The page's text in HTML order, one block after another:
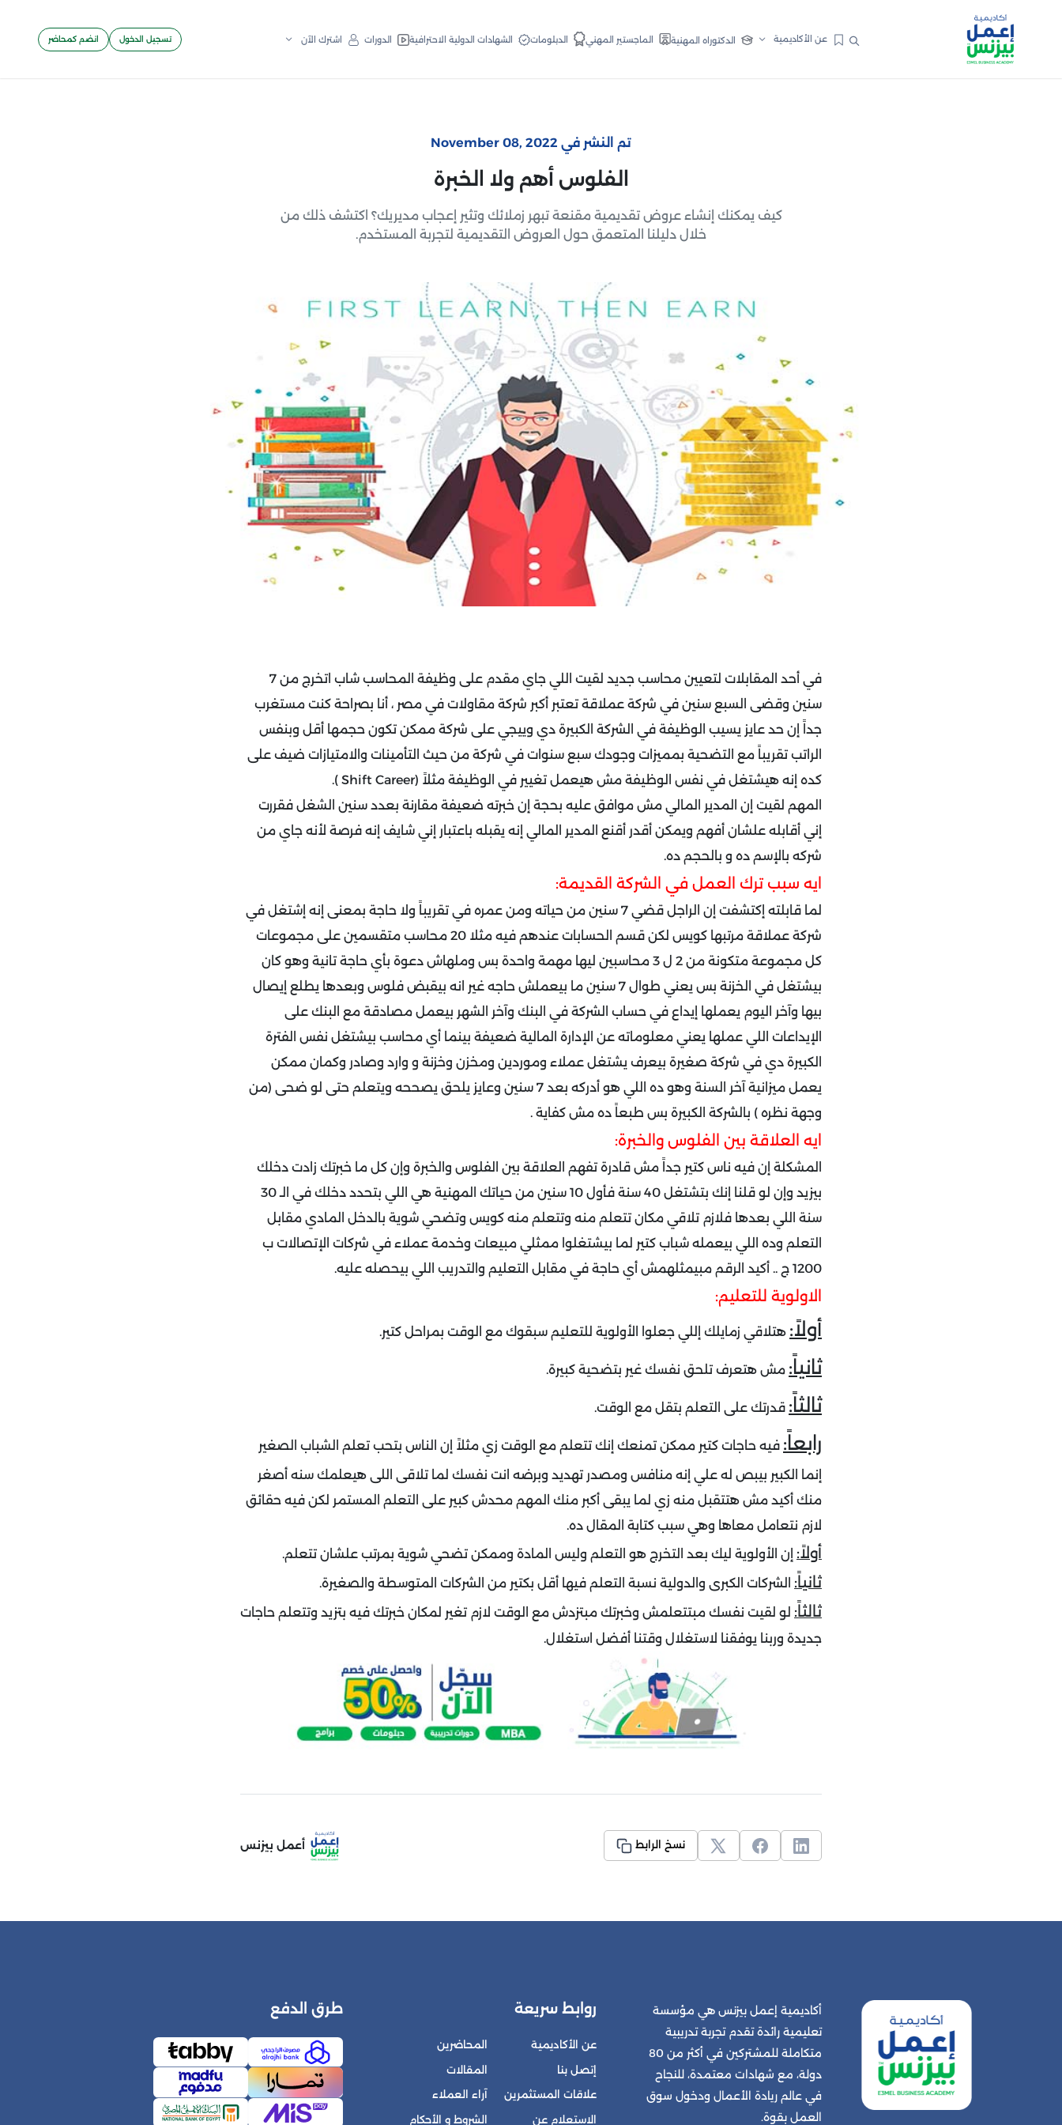
عن الأكاديمية الدكتوراه المهنية الماجستير المهني الدبلومات الشهادات الدولية الاحترافية الدورات اشترك الآن تسجيل الدخول انضم كمحاضر
تم النشر في November 08, 2022
الفلوس أهم ولا الخبرة
كيف يمكنك إنشاء عروض تقديمية مقنعة تبهر زملائك وتثير إعجاب مديريك؟ اكتشف ذلك من
خلال دليلنا المتعمق حول العروض التقديمية لتجربة المستخدم.
في أحد المقابلات لتعيين محاسب جديد لقيت اللي جاي مقدم على وظيفة المحاسب شاب اتخرج من 7
سنين وقضى السبع سنين في شركة عملاقة تعتبر أكبر شركة مقاولات في مصر ، أنا بصراحة كنت مستغرب
جداً إن حد عايز يسيب الوظيفة في الشركة الكبيرة دي وييجي على شركة ممكن تكون حجمها أقل وبنفس
الراتب تقريباً مع التضحية بمميزات وجودك سبع سنوات في شركة من حيث التأمينات والامتيازات ضيف على
كده إنه هيشتغل في نفس الوظيفة مش هيعمل تغيير في الوظيفة مثلاً (Shift Career ).
المهم لقيت إن المدير المالي مش موافق عليه بحجة إن خبرته ضعيفة مقارنة بعدد سنين الشغل فقررت
إني أقابله علشان أفهم ويمكن أقدر أقنع المدير المالي إنه يقبله باعتبار إني شايف إنه فرصة لأنه جاي من
شركه بالإسم ده و بالحجم ده.
ايه سبب ترك العمل في الشركة القديمة:
لما قابلته إكتشفت إن الراجل قضي 7 سنين من حياته ومن عمره في تقريباً ولا حاجة بمعنى إنه إشتغل في
شركة عملاقة مرتبها كويس لكن قسم الحسابات عندهم فيه مثلا 20 محاسب متقسمين على مجموعات
كل مجموعة متكونة من 2 ل 3 محاسبين ليها مهمة واحدة بس وملهاش دعوة بأي حاجة تانية وهو كان
بيشتغل في الخزنة بس يعني طوال 7 سنين ما بيعملش حاجه غير انه بيقبض فلوس وبعدها يطلع إيصال
بيها وآخر اليوم يعملها إيداع في حساب الشركة في البنك وآخر الشهر بيعمل مصادقة مع البنك على
الإيداعات اللي عملها يعني معلوماته عن الإدارة المالية ضعيفة بينما أي محاسب بيشتغل نفس الفترة
الكبيرة دي في شركة صغيرة بيعرف يشتغل عملاء وموردين ومخزن وخزنة و وارد وصادر وكمان ممكن
يعمل ميزانية آخر السنة وهو ده اللي هو أدركه بعد 7 سنين وعايز يلحق يصححه ويتعلم حتى لو ضحى (من
وجهة نظره ) بالشركة الكبيرة بس طبعاً ده مش كفاية .
ايه العلاقة بين الفلوس والخبرة:
المشكلة إن فيه ناس كتير جداً مش قادرة تفهم العلاقة بين الفلوس والخبرة وإن كل ما خبرتك زادت دخلك
بيزيد وإن لو قلنا إنك بتشتغل 40 سنة فأول 10 سنين من حياتك المهنية هي اللي بتحدد دخلك في الـ 30
سنة اللي بعدها فلازم تلاقي مكان تتعلم منه وتتعلم منه كويس وتضحي شوية بالدخل المادي مقابل
التعلم وده اللي بيعمله شباب كتير لما بيشتغلوا ممثلي مبيعات وخدمة عملاء في شركات الإتصالات ب
1200 ج .. أكيد الرقم مبيمثلهمش أي حاجة في مقابل التعليم والتدريب اللي بيحصله عليه.
الاولوية للتعليم:
أولاً: هتلاقي زمايلك إللي جعلوا الأولوية للتعليم سبقوك مع الوقت بمراحل كتير.
ثانياً: مش هتعرف تلحق نفسك غير بتضحية كبيرة.
ثالثاً: قدرتك على التعلم بتقل مع الوقت.
رابعاً: فيه حاجات كتير ممكن تمنعك إنك تتعلم مع الوقت زي مثلاً إن الناس بتحب تعلم الشباب الصغير
إنما الكبير بيبص له علي إنه منافس ومصدر تهديد وبرضه انت نفسك لما تلاقى اللى هيعلمك سنه أصغر
منك أكيد مش هتتقبل منه زي لما يبقى أكبر منك المهم محدش كبير على التعلم المستمر لكن فيه حقائق
لازم نتعامل معاها وهي سبب كتابة المقال ده.
أولاً: إن الأولوية ليك بعد التخرج هو التعلم وليس المادة وممكن تضحي شوية بمرتب علشان تتعلم.
ثانياً: الشركات الكبرى والدولية نسبة التعلم فيها أقل بكتير من الشركات المتوسطة والصغيرة.
ثالثاً: لو لقيت نفسك مبتتعلمش وخبرتك مبتزدش مع الوقت لازم تغير لمكان خبرتك فيه بتزيد وتتعلم حاجات
جديدة وربنا يوفقنا لاستغلال وقتنا أفضل استغلال.
نسخ الرابط أعمل بيزنس
أكاديمية إعمل بيزنس هي مؤسسة
تعليمية رائدة تقدم تجربة تدريبية
متكاملة للمشتركين في أكثر من 80
دولة، مع شهادات معتمدة، للنجاح
في عالم ريادة الأعمال ودخول سوق
العمل بقوة.
روابط سريعة
عن الأكاديمية
إتصل بنا
علاقات المستثمرين
الاستعلام عن
المحاضرين
المقالات
آراء العملاء
الشروط و الأحكام
طرق الدفع